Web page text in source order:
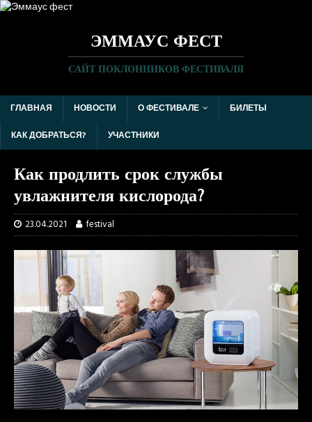
ЭММАУС ФЕСТ
САЙТ ПОКЛОННИКОВ ФЕСТИВАЛЯ
ГЛАВНАЯ НОВОСТИ О ФЕСТИВАЛЕ
БИЛЕТЫ
КАК ДОБРАТЬСЯ?
УЧАСТНИКИ
Как продлить срок службы
увлажнителя кислорода?
23.04.2021 festival